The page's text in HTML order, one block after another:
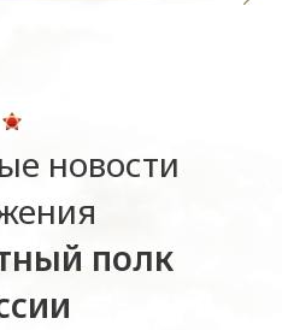
новости
полк